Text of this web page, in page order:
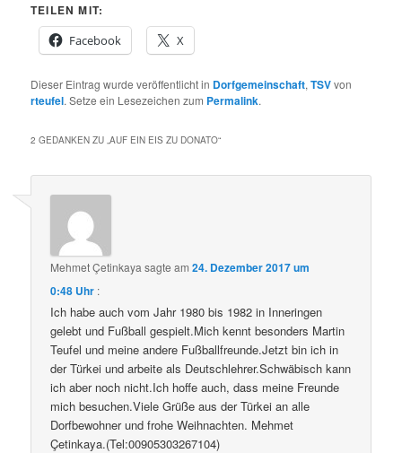
TEILEN MIT:
Facebook
X
Dieser Eintrag wurde veröffentlicht in Dorfgemeinschaft,TSVvon
rteufel. Setze ein Lesezeichen zum Permalink.
2 GEDANKEN ZU „AUF EIN EIS ZU DONATO“
Mehmet Çetinkaya sagte am24. Dezember 2017 um
0:48 Uhr :
Ich habe auch vom Jahr 1980 bis 1982 in Inneringen
gelebt und Fußball gespielt.Mich kennt besonders Martin
Teufel und meine andere Fußballfreunde.Jetzt bin ich in
der Türkei und arbeite als Deutschlehrer.Schwäbisch kann
ich aber noch nicht.Ich hoffe auch, dass meine Freunde
mich besuchen.Viele Grüße aus der Türkei an alle
Dorfbewohner und frohe Weihnachten. Mehmet
Çetinkaya.(Tel:00905303267104)